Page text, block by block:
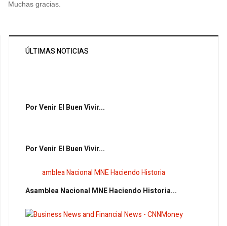
Muchas gracias.
ÚLTIMAS NOTICIAS
Por Venir El Buen Vivir...
Por Venir El Buen Vivir...
Asamblea Nacional MNE Haciendo Historia...